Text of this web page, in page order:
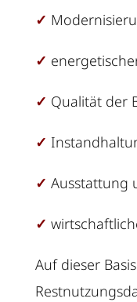
✓
✓
✓ Qualität der
✓
✓ Ausstattung
✓
Auf dieser